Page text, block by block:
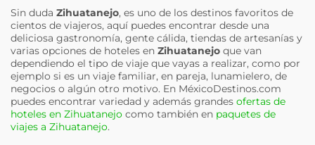
Sin duda Zihuatanejo, es uno de los destinos favoritos de
cientos de viajeros, aquí puedes encontrar desde una
deliciosa gastronomía, gente cálida, tiendas de artesanías y
varias opciones de hoteles en Zihuatanejo que van
dependiendo el tipo de viaje que vayas a realizar, como por
ejemplo si es un viaje familiar, en pareja, lunamielero, de
negocios o algún otro motivo. En MéxicoDestinos.com
puedes encontrar variedad y además grandes ofertas de
hoteles en Zihuatanejo como también en paquetes de
viajes a Zihuatanejo.